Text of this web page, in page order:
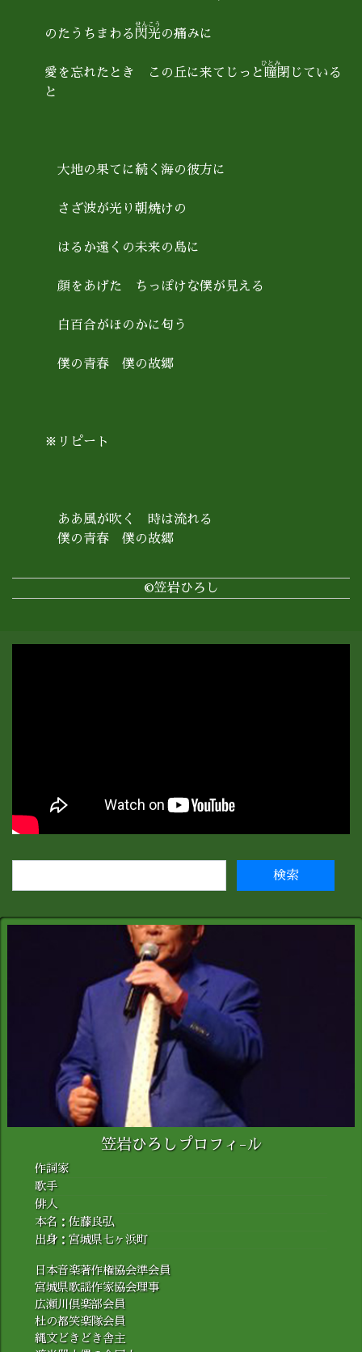
のたうちまわる 閃光
せんこう
の痛みに
愛を忘れたとき この丘に来てじっと 瞳
ひとみ
閉じている
と
大地の果てに続く海の彼方に
さざ波が光り朝焼けの
はるか遠くの未来の島に
顔をあげた ちっぽけな僕が見える
白百合がほのかに匂う
僕の青春 僕の故郷
※リピート
ああ風が吹く 時は流れる
僕の青春 僕の故郷
©笠岩ひろし
笠岩ひろしプロフィ-ル
作詞家
歌手
俳人
本名：佐藤良弘
出身：宮城県七ヶ浜町
日本音楽著作権協会準会員
宮城県歌謡作家協会理事
広瀬川倶楽部会員
杜の都笑楽隊会員
縄文どきどき舎主